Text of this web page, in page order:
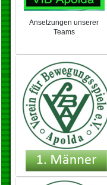
Ansetzungen unserer
Teams